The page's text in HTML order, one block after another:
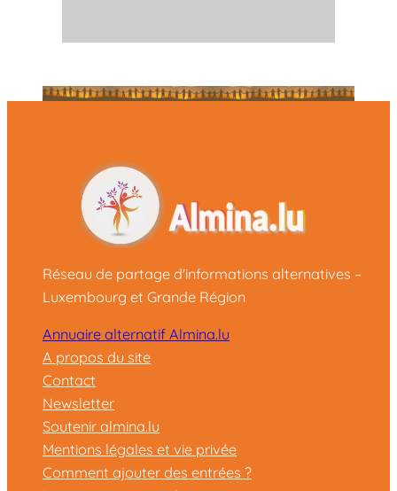
Réseau de partage d'informations alternatives –
Luxembourg et Grande Région
Annuaire alternatif Almina.lu
A propos du site
Contact
Newsletter
Soutenir almina.lu
Mentions légales et vie privée
Comment ajouter des entrées ?